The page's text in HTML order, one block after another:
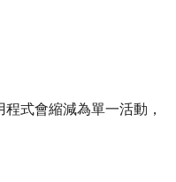
式會縮減為單一活動，